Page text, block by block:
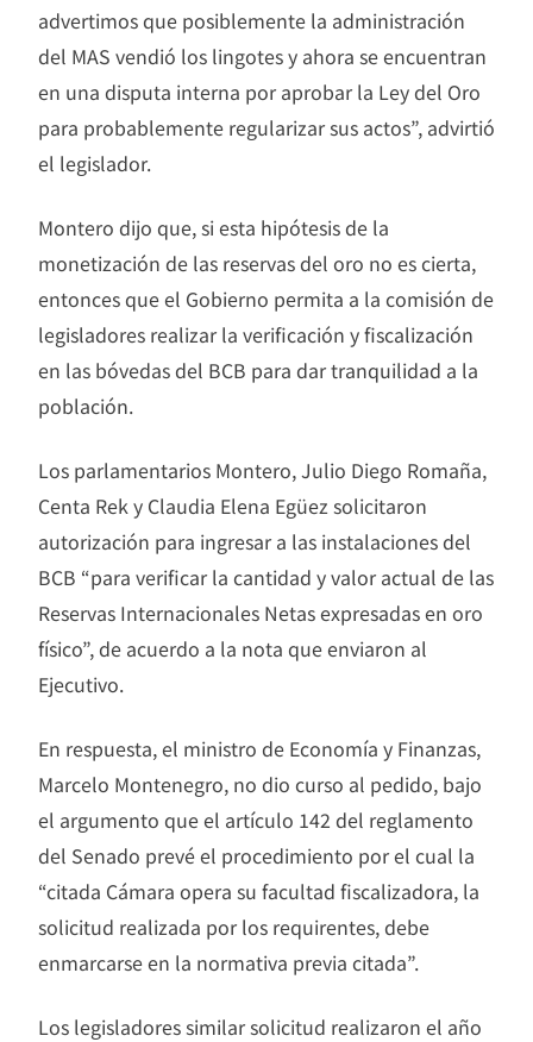
advertimos que posiblemente la administración
del MAS vendió los lingotes y ahora se encuentran
en una disputa interna por aprobar la Ley del Oro
para probablemente regularizar sus actos”, advirtió
el legislador.
Montero dijo que, si esta hipótesis de la
monetización de las reservas del oro no es cierta,
entonces que el Gobierno permita a la comisión de
legisladores realizar la verificación y fiscalización
en las bóvedas del BCB para dar tranquilidad a la
población.
Los parlamentarios Montero, Julio Diego Romaña,
Centa Rek y Claudia Elena Egüez solicitaron
autorización para ingresar a las instalaciones del
BCB “para verificar la cantidad y valor actual de las
Reservas Internacionales Netas expresadas en oro
físico”, de acuerdo a la nota que enviaron al
Ejecutivo.
En respuesta, el ministro de Economía y Finanzas,
Marcelo Montenegro, no dio curso al pedido, bajo
el argumento que el artículo 142 del reglamento
del Senado prevé el procedimiento por el cual la
“citada Cámara opera su facultad fiscalizadora, la
solicitud realizada por los requirentes, debe
enmarcarse en la normativa previa citada”.
Los legisladores similar solicitud realizaron el año